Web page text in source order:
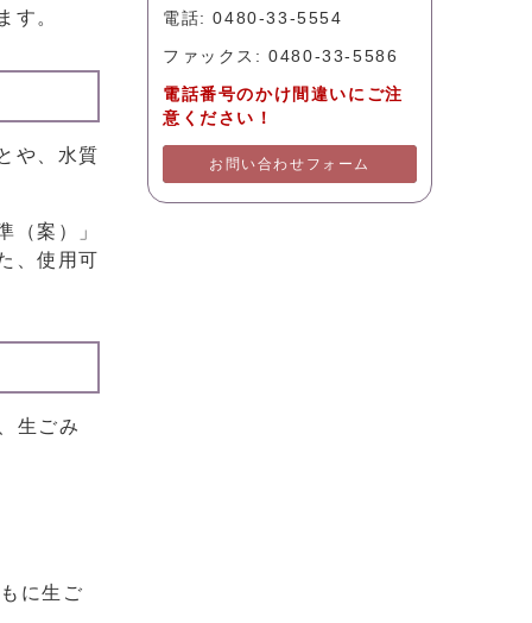
す。
や、水質
（案）」
、使用可
生ごみ
に生ご
電話: 0480-33-5554
ファックス: 0480-33-5586
電話番号のかけ間違いにご注
意ください！
お問い合わせフォーム